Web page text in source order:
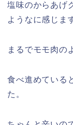
塩味のからあげ
ようなに感じま
まるでモモ肉の
食べ進めている
た。